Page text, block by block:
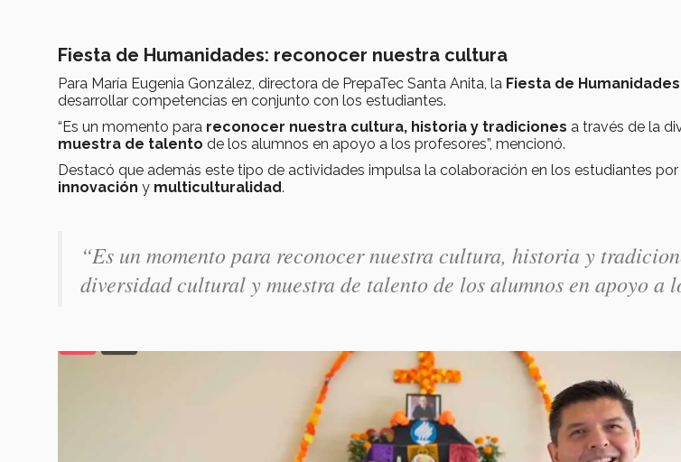
Fiesta de Humanidades: reconocer nuestra cultura
Para María Eugenia González, directora de PrepaTec Santa Anita, la Fiesta de Humanidades
desarrollar competencias en conjunto con los estudiantes.
“Es un momento para reconocer nuestra cultura, historia y tradiciones a través de la
muestra de talento de los alumnos en apoyo a los profesores”, mencionó.
Destacó que además este tipo de actividades impulsa la colaboración en los estudiantes
innovación y multiculturalidad.
“Es un momento para reconocer nuestra cultura, historia y
diversidad cultural y muestra de talento de los alumnos en apoyo a